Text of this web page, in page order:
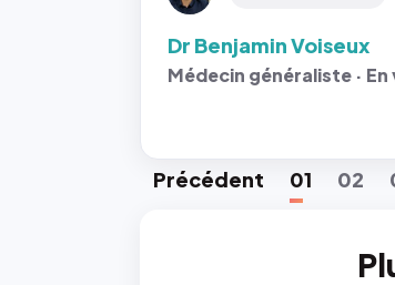
Dr Benjamin Voiseux
Médecin généraliste · En
Précédent 01 02